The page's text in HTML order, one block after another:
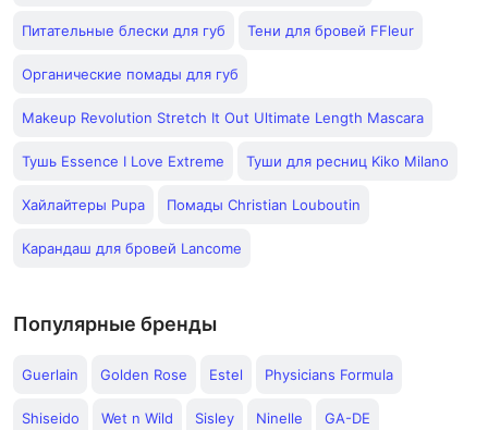
Питательные блески для губ Тени для бровей FFleur
Органические помады для губ
Makeup Revolution Stretch It Out Ultimate Length Mascara
Тушь Essence I Love Extreme Туши для ресниц Kiko Milano
Хайлайтеры Pupa Помады Christian Louboutin
Карандаш для бровей Lancome
Популярные бренды
Guerlain Golden Rose Estel Physicians Formula
Shiseido Wet n Wild Sisley Ninelle GA-DE